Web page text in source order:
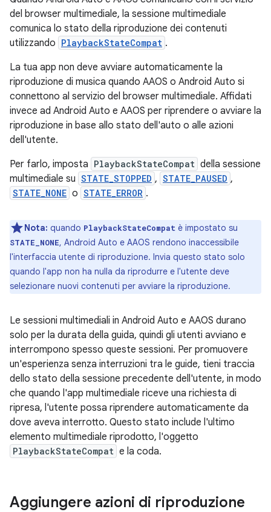
del browser multimediale, la sessione multimediale
comunica lo stato della riproduzione dei contenuti
utilizzando PlaybackStateCompat .
La tua app non deve avviare automaticamente la
riproduzione di musica quando AAOS o Android Auto si
connettono al servizio del browser multimediale. Affidati
invece ad Android Auto e AAOS per riprendere o avviare la
riproduzione in base allo stato dell'auto o alle azioni
dell'utente.
Per farlo, imposta PlaybackStateCompat della sessione
multimediale su STATE_STOPPED , STATE_PAUSED ,
STATE_NONE o STATE_ERROR .
Nota: quando PlaybackStateCompat è impostato su
STATE_NONE, Android Auto e AAOS rendono inaccessibile
l'interfaccia utente di riproduzione. Invia questo stato solo
quando l'app non ha nulla da riprodurre e l'utente deve
selezionare nuovi contenuti per avviare la riproduzione.
Le sessioni multimediali in Android Auto e AAOS durano
solo per la durata della guida, quindi gli utenti avviano e
interrompono spesso queste sessioni. Per promuovere
un'esperienza senza interruzioni tra le guide, tieni traccia
dello stato della sessione precedente dell'utente, in modo
che quando l'app multimediale riceve una richiesta di
ripresa, l'utente possa riprendere automaticamente da
dove aveva interrotto. Questo stato include l'ultimo
elemento multimediale riprodotto, l'oggetto
PlaybackStateCompat e la coda.
Aggiungere azioni di riproduzione